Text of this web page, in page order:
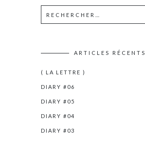
ARTICLES RÉCENTS
( LA LETTRE )
DIARY #06
DIARY #05
DIARY #04
DIARY #03